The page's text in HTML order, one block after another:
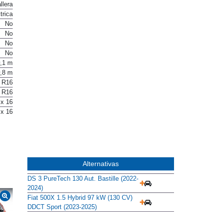
No
No
No
No
m
m
R16
R16
16
16
Alternativas
DS 3 PureTech 130 Aut. Bastille (2022-
2024)
Fiat 500X 1.5 Hybrid 97 kW (130 CV)
DDCT Sport (2023-2025)